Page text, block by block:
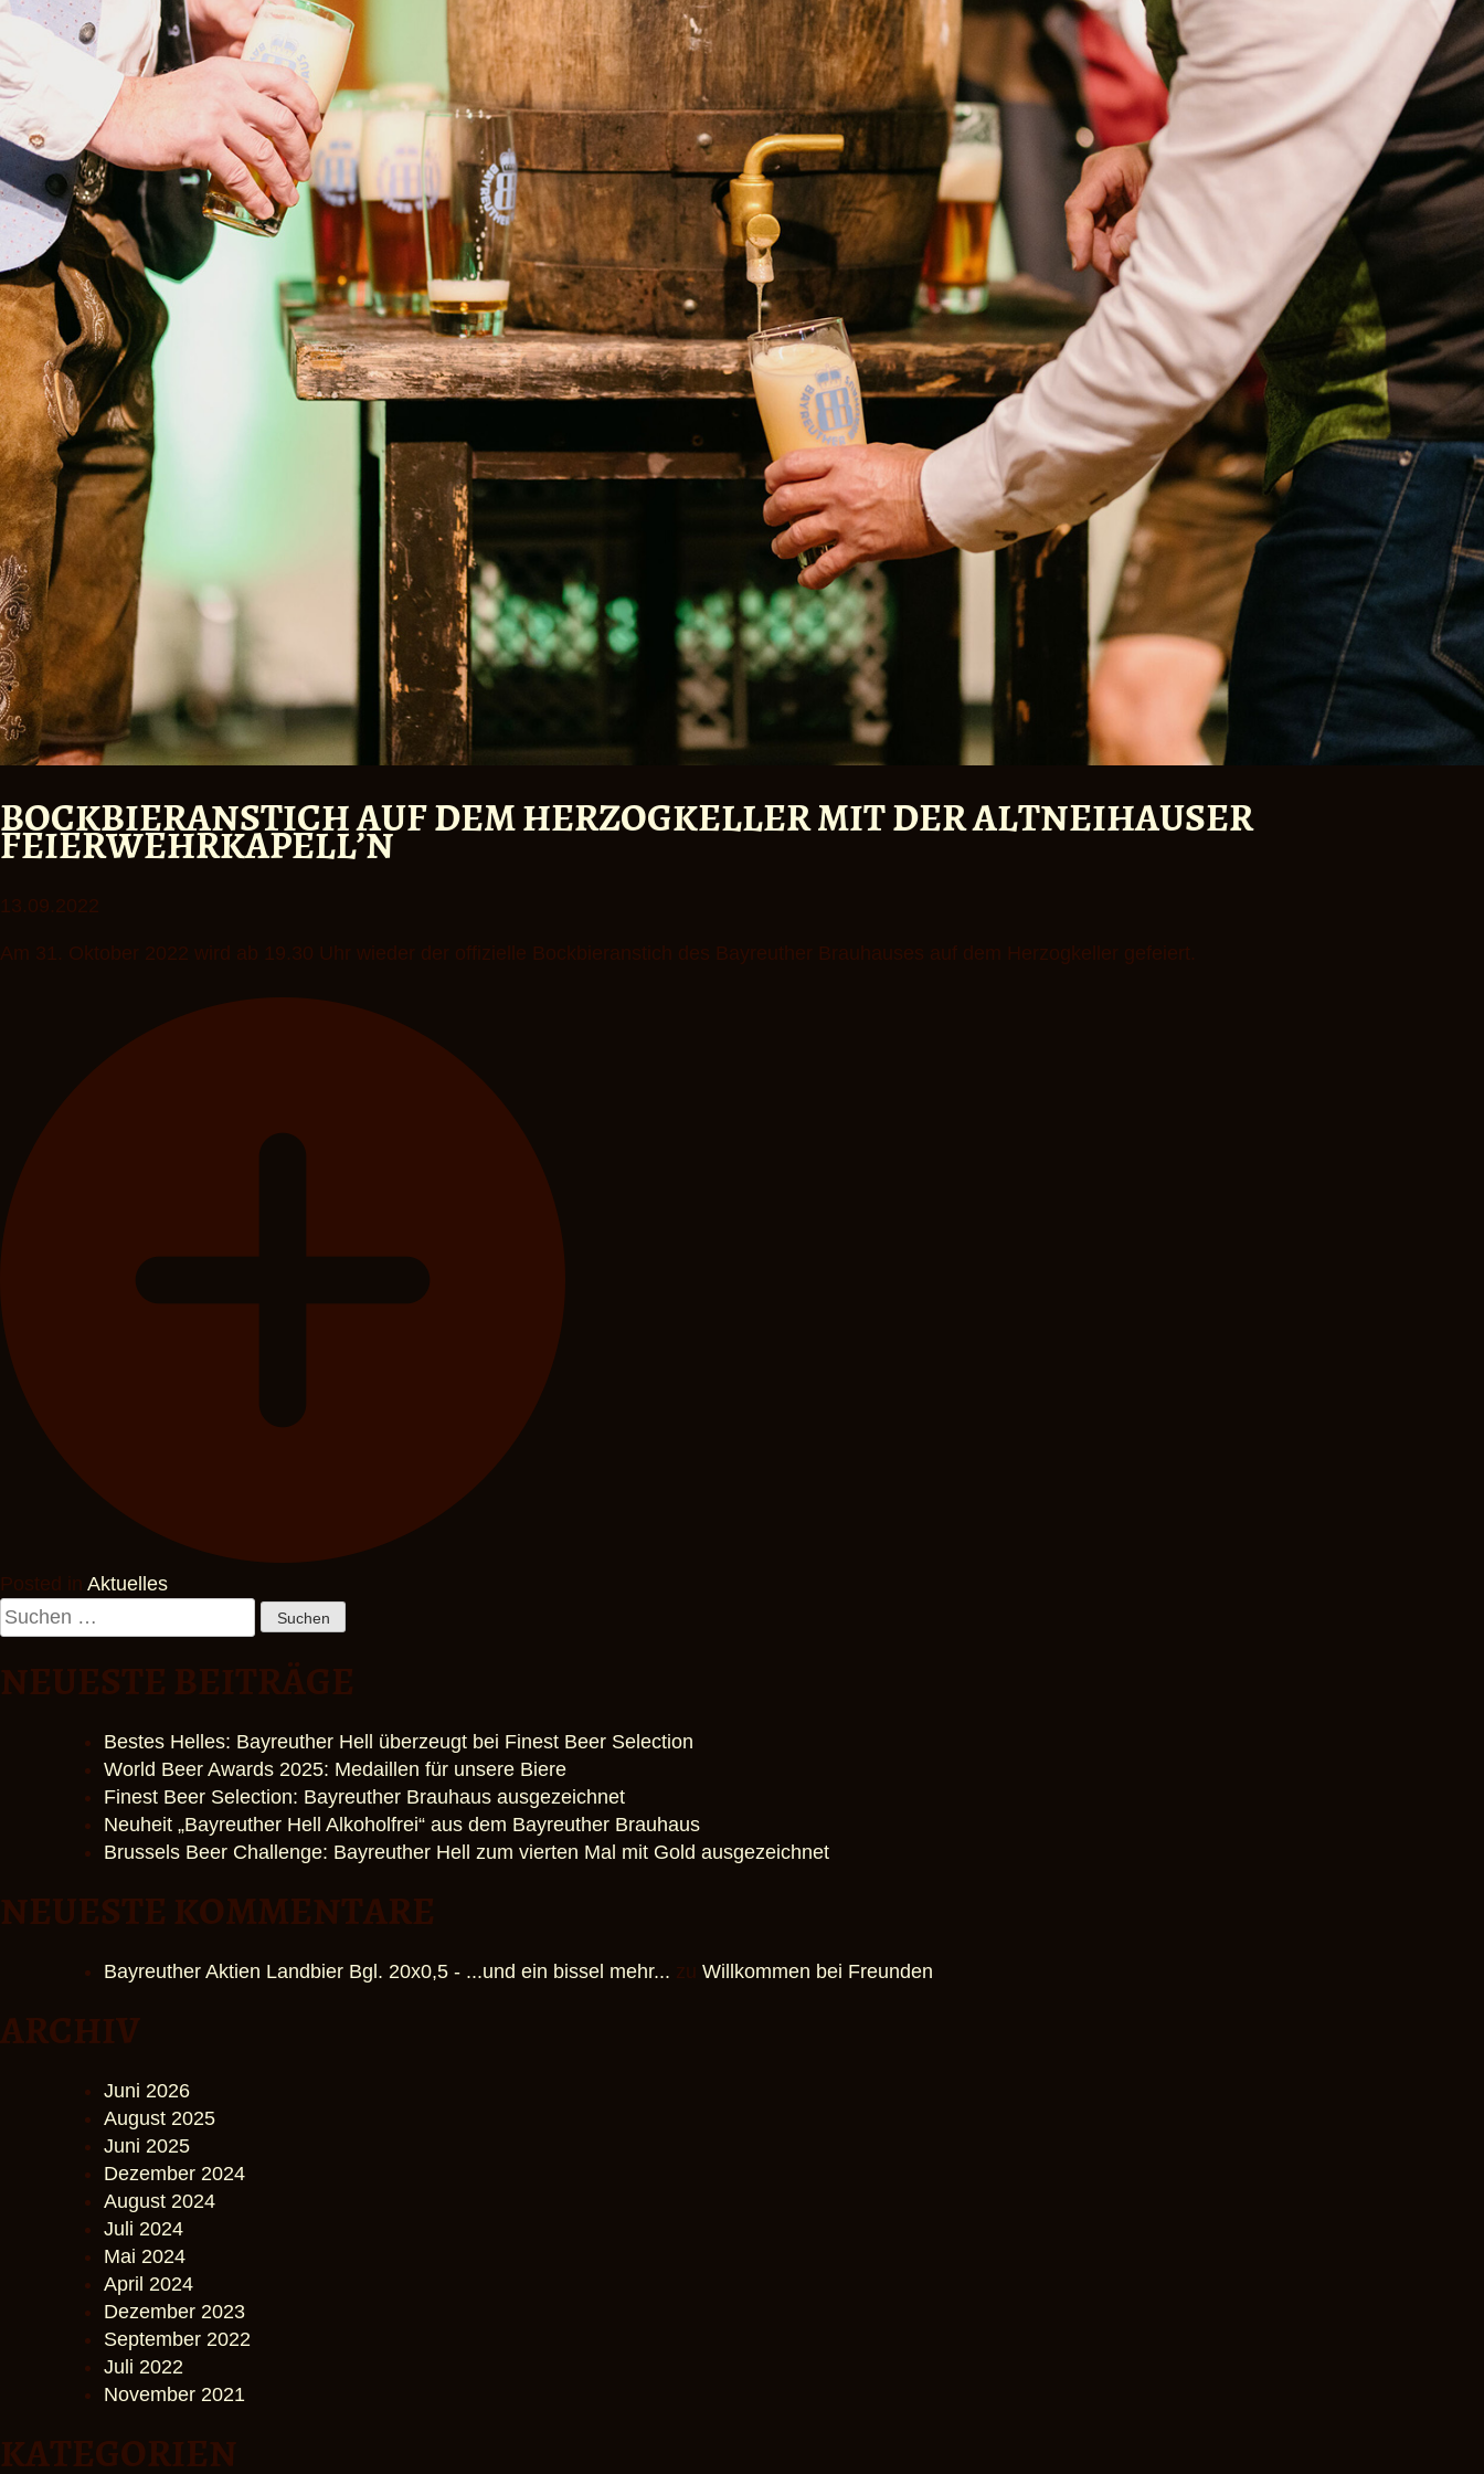
BOCKBIERANSTICH AUF DEM HERZOGKELLER MIT DER ALTNEIHAUSER
FEIERWEHRKAPELL’N
13.09.2022
Am 31. Oktober 2022 wird ab 19.30 Uhr wieder der offizielle Bockbieranstich des Bayreuther Brauhauses auf dem Herzogkeller gefeiert.
Posted in Aktuelles
Suchen
nach:
NEUESTE BEITRÄGE
Bestes Helles: Bayreuther Hell überzeugt bei Finest Beer Selection
World Beer Awards 2025: Medaillen für unsere Biere
Finest Beer Selection: Bayreuther Brauhaus ausgezeichnet
Neuheit „Bayreuther Hell Alkoholfrei“ aus dem Bayreuther Brauhaus
Brussels Beer Challenge: Bayreuther Hell zum vierten Mal mit Gold ausgezeichnet
NEUESTE KOMMENTARE
Bayreuther Aktien Landbier Bgl. 20x0,5 - ...und ein bissel mehr... zu Willkommen bei Freunden
ARCHIV
Juni 2026
August 2025
Juni 2025
Dezember 2024
August 2024
Juli 2024
Mai 2024
April 2024
Dezember 2023
September 2022
Juli 2022
November 2021
KATEGORIEN